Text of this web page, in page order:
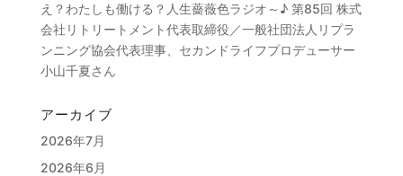
え？わたしも働ける？人生薔薇色ラジオ～♪ 第85回 株式
会社リトリートメント代表取締役／一般社団法人リプラ
ンニング協会代表理事、セカンドライフプロデューサー
小山千夏さん
アーカイブ
2026年7月
2026年6月